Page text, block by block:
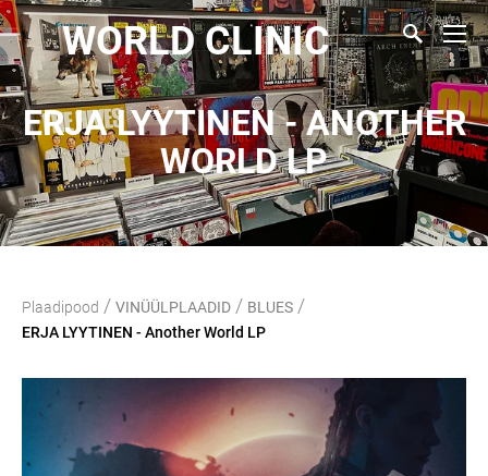
WORLD CLINIC
ERJA LYYTINEN - ANOTHER
WORLD LP
Plaadipood / VINÜÜLPLAADID / BLUES /
ERJA LYYTINEN - Another World LP